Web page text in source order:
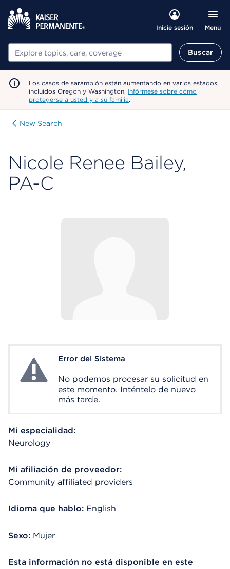
Inicie sesión Menu
Buscar Buscar
Los casos de sarampión están aumentando en varios estados,
incluidos Oregon y Washington. Infórmese sobre cómo
protegerse a usted y a su familia.
New Search
Nicole Renee Bailey,
PA-C
System ErrorError del Sistema
No podemos procesar su solicitud en
este momento. Inténtelo de nuevo
más tarde.
Mi especialidad:
Neurology
Mi afiliación de proveedor:
Community affiliated providers
Idioma que hablo: English
Sexo: Mujer
Esta información no está disponible en este